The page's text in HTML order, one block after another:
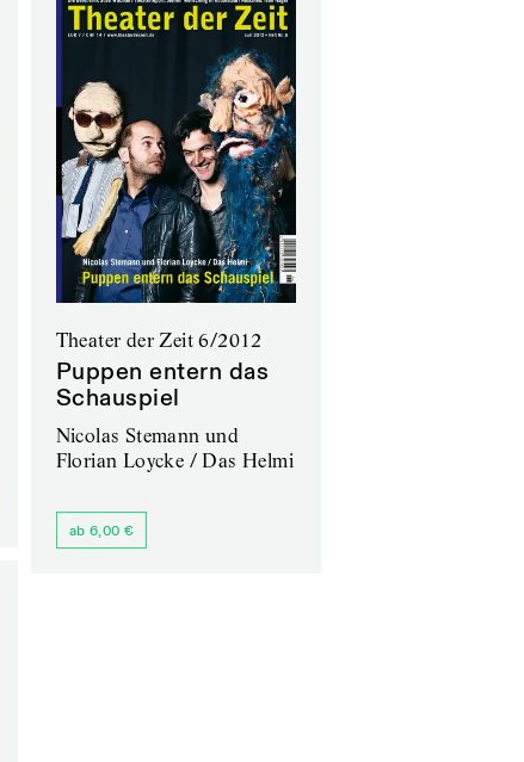
Theater der Zeit 6/2012
Puppen entern das
Schauspiel
Nicolas Stemann und
Florian Loycke / Das Helmi
ab 6,00 €